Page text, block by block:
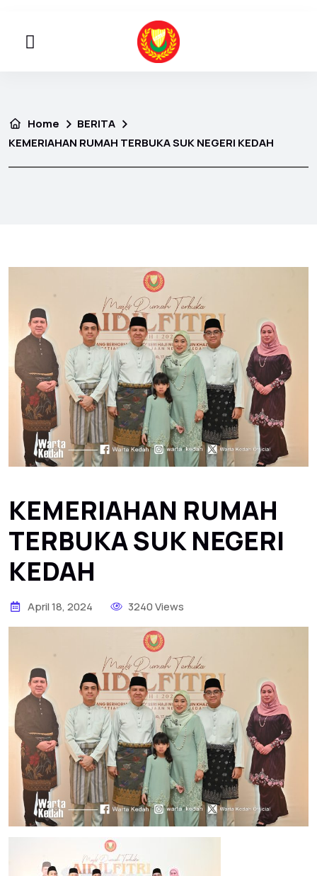
Home
BERITA
KEMERIAHAN RUMAH TERBUKA SUK NEGERI KEDAH
KEMERIAHAN RUMAH
TERBUKA SUK NEGERI
KEDAH
April 18, 2024 3240 Views